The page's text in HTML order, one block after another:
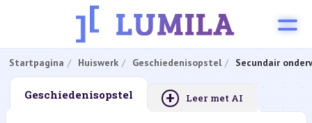
Startpagina Huiswerk Geschiedenisopstel Secundair
Geschiedenisopstel + Leer met AI